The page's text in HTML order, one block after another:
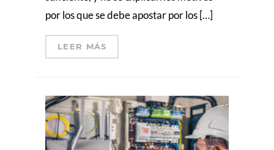
por los que se debe apostar por los […]
LEER MÁS